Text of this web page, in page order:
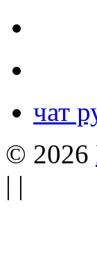
чат
© 2026
| |